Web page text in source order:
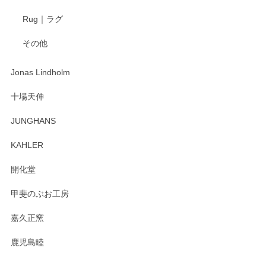
Rug｜ラグ
その他
Jonas Lindholm
十場天伸
JUNGHANS
KAHLER
開化堂
甲斐のぶお工房
嘉久正窯
鹿児島睦